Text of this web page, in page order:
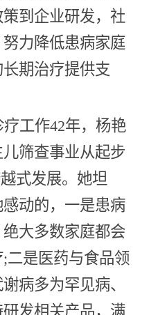
到企业研发，社
力降低患病家庭
期治疗提供支
工作42年，杨艳
筛查事业从起步
式发展。她坦
动的，一是患病
大多数家庭都会
二是医药与食品领
病多为罕见病、
发相关产品，满